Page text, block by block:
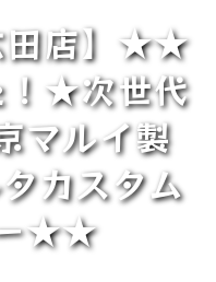
田店】★★
！★次世代
マルイ製
カスタム
ー★★